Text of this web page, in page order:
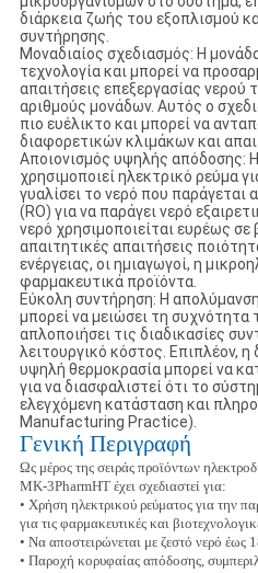
διάρκεια ζωής του εξοπλισμού
συντήρησης‌.
‌Μοναδιαίος σχεδιασμός‌: Η
τεχνολογία και μπορεί να
απαιτήσεις επεξεργασίας νερού
αριθμούς μονάδων. Αυτός ο
πιο ευέλικτο και μπορεί να
διαφορετικών κλιμάκων και
‌Αποιονισμός υψηλής απόδοσης‌:
χρησιμοποιεί ηλεκτρικό ρεύμα
γυαλίσει το νερό που
(RO) για να παράγει νερό
νερό χρησιμοποιείται ευρέως σε
απαιτητικές απαιτήσεις
ενέργειας, οι ημιαγωγοί, η
φαρμακευτικά προϊόντα.
‌Εύκολη συντήρηση‌: Η
μπορεί να μειώσει τη συχνότητα
απλοποιήσει τις διαδικασίες
λειτουργικό κόστος. Επιπλέον,
υψηλή θερμοκρασία μπορεί να
για να διασφαλιστεί ότι το
ελεγχόμενη κατάσταση και
Manufacturing Practice).
Γενική Περιγραφή
Ως μέρος της σειράς προϊόντων
MK-3PharmHT έχει σχεδιαστεί για:
• Χρήση ηλεκτρικού ρεύματος για την
για τις φαρμακευτικές και
• Να αποστειρώνεται με ζεστό νερό έως
• Παροχή κορυφαίας απόδοσης,